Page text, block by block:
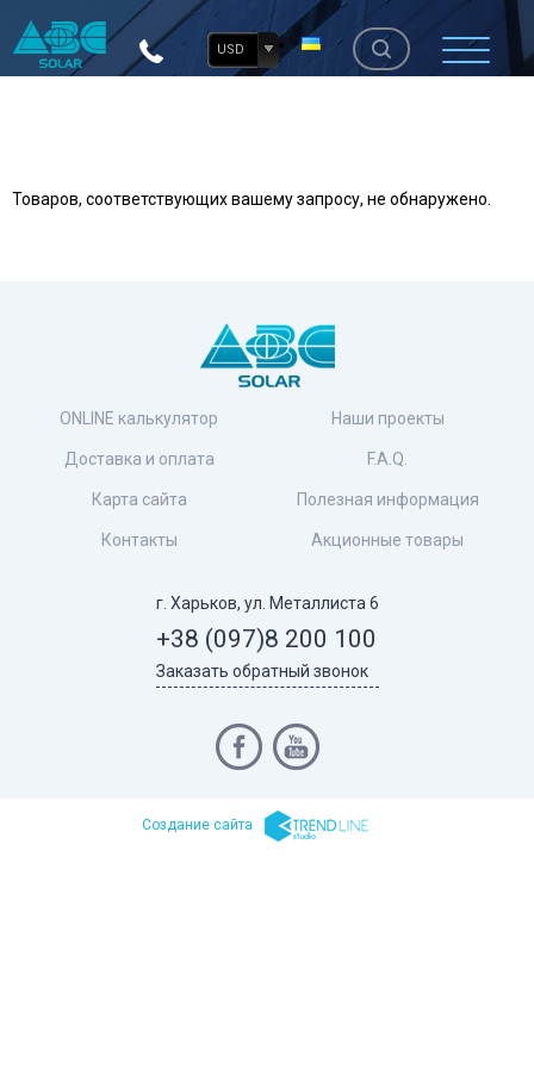
USD
Товаров, соответствующих вашему запросу, не обнаружено.
ONLINE калькулятор
Доставка и оплата
Карта сайта
Контакты
Наши проекты
F.A.Q.
Полезная информация
Акционные товары
г. Харьков, ул. Металлиста 6
+38 (097)8 200 100
Заказать обратный звонок
Cоздание сайта